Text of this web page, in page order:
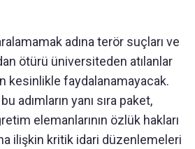
adına terör suçları ve
ötürü üniversiteden atılanlar
kesinlikle faydalanamayacak.
adımların yanı sıra paket,
elemanlarının özlük hakları
ilişkin kritik idari düzenlemeleri